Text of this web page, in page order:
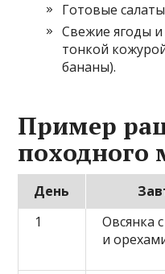
Готовые
Свежие ягоды
тонкой
бананы).
Пример
походного
День
1
Овсянка
и